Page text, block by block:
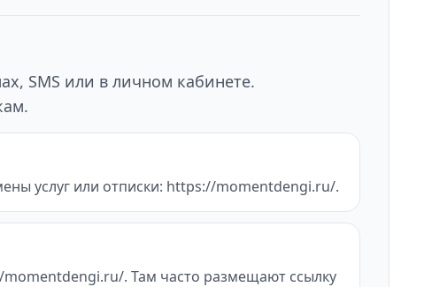
SMS или в личном кабинете.
услуг или отписки: https://momentdengi.ru/.
. Там часто размещают ссылку